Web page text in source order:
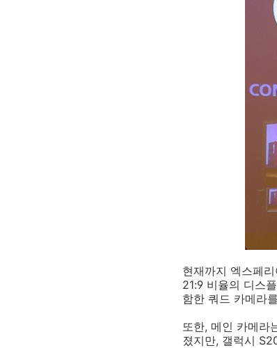
현재까지 엑스페
21:9 비율의 디스
함한 쿼드 카메라
또한, 메인 카메라
졌지만, 갤럭시